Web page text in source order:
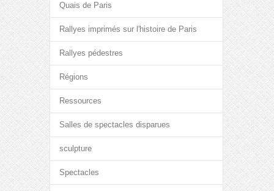
Quais de Paris
Rallyes imprimés sur l'histoire de Paris
Rallyes pédestres
Régions
Ressources
Salles de spectacles disparues
sculpture
Spectacles